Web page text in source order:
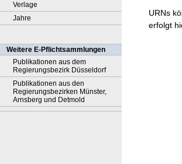
Verlage
Jahre
Weitere E-Pflichtsammlungen
Publikationen aus dem
Regierungsbezirk Düsseldorf
Publikationen aus den
Regierungsbezirken Münster,
Arnsberg und Detmold
URNs
erfolgt